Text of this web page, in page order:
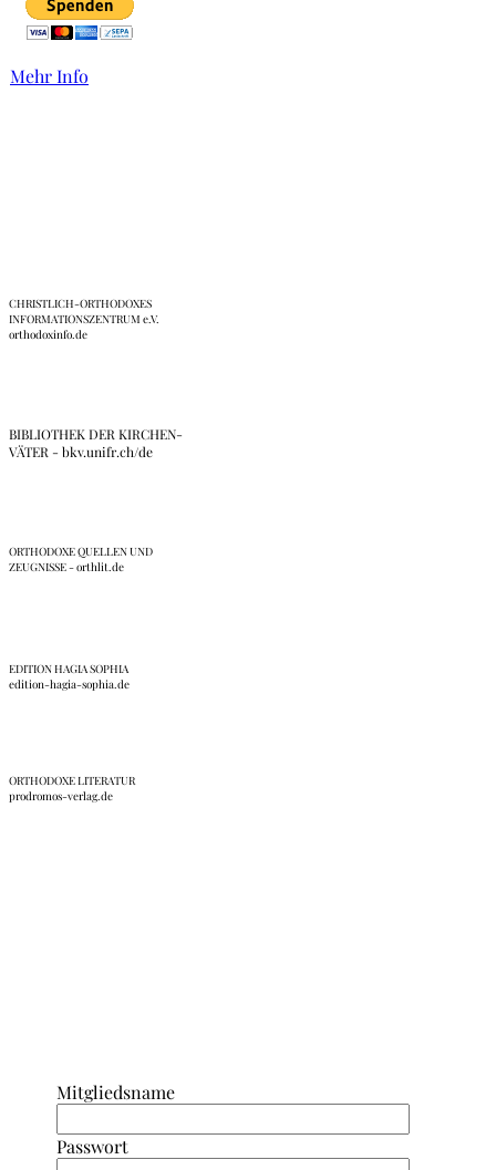
Mehr Info
CHRISTLICH-ORTHODOXES
INFORMATIONSZENTRUM e.V.
orthodoxinfo.de
BIBLIOTHEK DER KIRCHEN-
VÄTER - bkv.unifr.ch/de
ORTHODOXE QUELLEN UND
ZEUGNISSE - orthlit.de
EDITION HAGIA SOPHIA
edition-hagia-sophia.de
ORTHODOXE LITERATUR
prodromos-verlag.de
Mitgliedsname
Passwort